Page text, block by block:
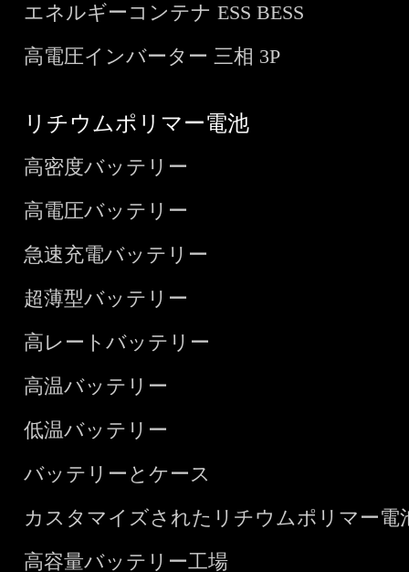
エネルギーコンテナ ESS BESS
高電圧インバーター 三相 3P
リチウムポリマー電池
高密度バッテリー
高電圧バッテリー
急速充電バッテリー
超薄型バッテリー
高レートバッテリー
高温バッテリー
低温バッテリー
バッテリーとケース
カスタマイズされたリチウムポリマー電
高容量バッテリー工場